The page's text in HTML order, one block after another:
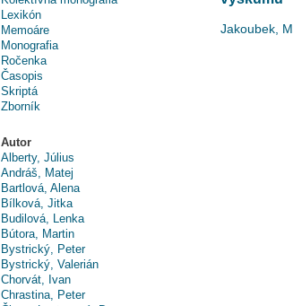
Lexikón
Memoáre
Monografia
Ročenka
Časopis
Skriptá
Zborník
Autor
Alberty, Július
Andráš, Matej
Bartlová, Alena
Bílková, Jitka
Budilová, Lenka
Bútora, Martin
Bystrický, Peter
Bystrický, Valerián
Chorvát, Ivan
Chrastina, Peter
Jakoubek,